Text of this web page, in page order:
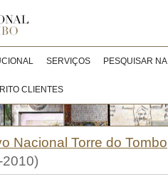
SERVIÇOS PESQUISAR
CLIENTES
Nacional Torre do Tombo